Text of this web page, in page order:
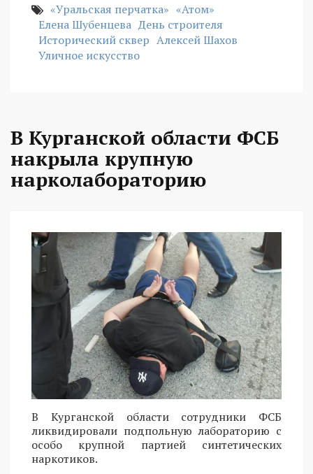
«Уральская перчатка» «Атом»
Елена Шубенцева День строителя
Исторический сквер Алексей Шахов
Уличное искусство
В Курганской области ФСБ
накрыла крупную
нарколабораторию
В Курганской области сотрудники ФСБ
ликвидировали подпольную лабораторию с
особо крупной партией синтетических
наркотиков.